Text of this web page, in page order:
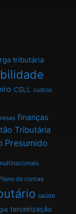
tributária
CSLL custos
finanças
Tributária
Presumido
de contas
saúde
terceirização